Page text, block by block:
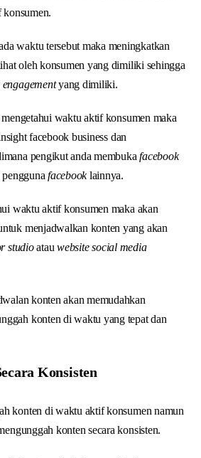
waktu tersebut maka meningkatkan
oleh konsumen yang dimiliki sehingga
engagementyang dimiliki.
waktu aktif konsumen maka
facebook business dan
pengikut anda membukafacebook
facebooklainnya.
waktu aktif konsumen maka akan
menjadwalkan konten yang akan
studioatauwebsite social media
konten akan memudahkan
konten di waktu yang tepat dan
Konsisten
konten di waktu aktif konsumen namun
konten secara konsisten.